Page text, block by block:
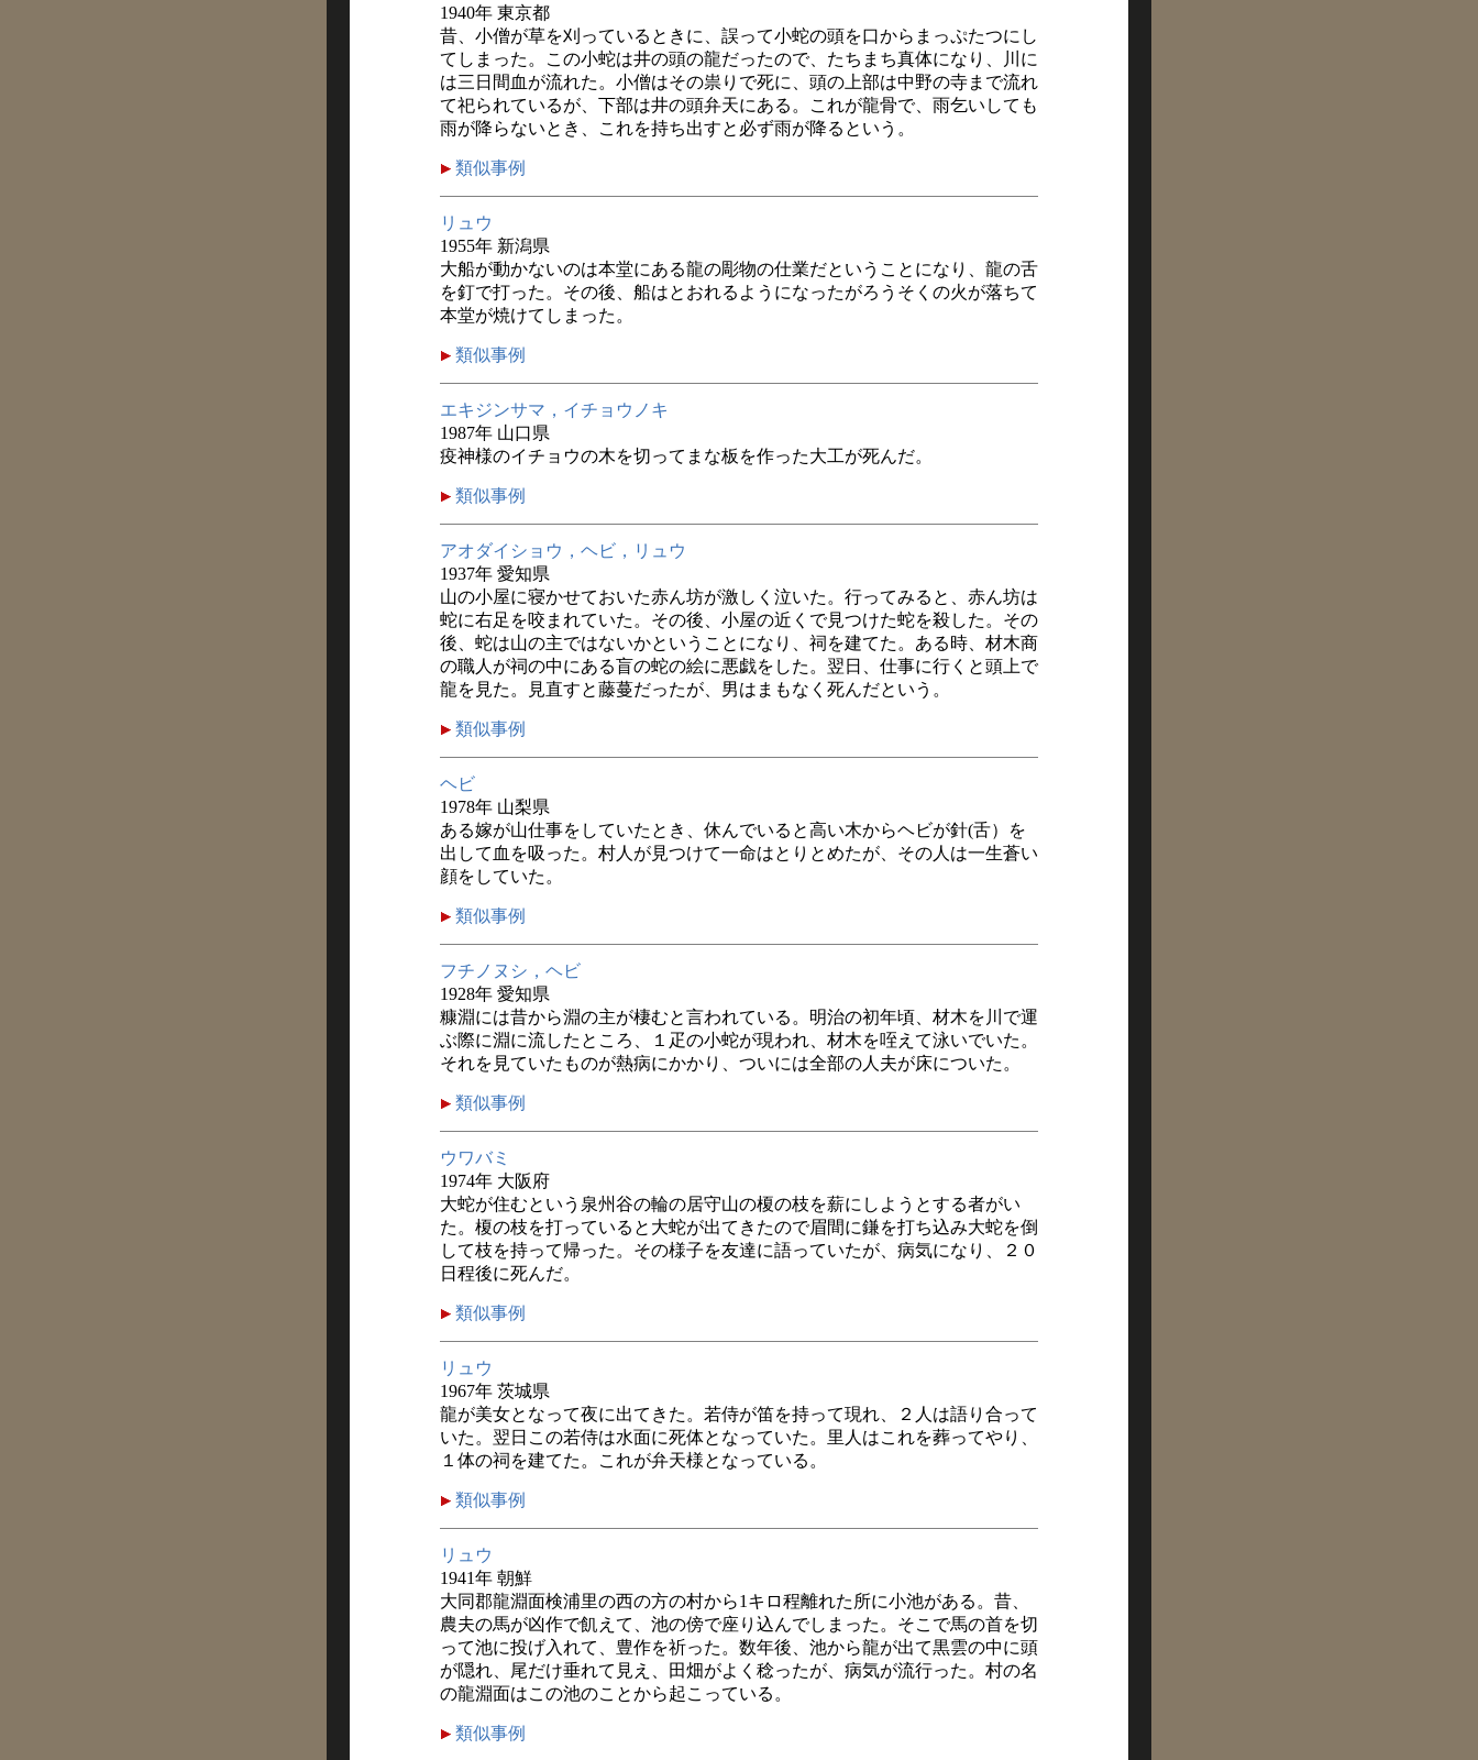
1940年 東京都
昔、小僧が草を刈っているときに、誤って小蛇の頭を口からまっぷたつにし
てしまった。この小蛇は井の頭の龍だったので、たちまち真体になり、川に
は三日間血が流れた。小僧はその祟りで死に、頭の上部は中野の寺まで流れ
て祀られているが、下部は井の頭弁天にある。これが龍骨で、雨乞いしても
雨が降らないとき、これを持ち出すと必ず雨が降るという。
類似事例
リュウ
1955年 新潟県
大船が動かないのは本堂にある龍の彫物の仕業だということになり、龍の舌
を釘で打った。その後、船はとおれるようになったがろうそくの火が落ちて
本堂が焼けてしまった。
類似事例
エキジンサマ，イチョウノキ
1987年 山口県
疫神様のイチョウの木を切ってまな板を作った大工が死んだ。
類似事例
アオダイショウ，ヘビ，リュウ
1937年 愛知県
山の小屋に寝かせておいた赤ん坊が激しく泣いた。行ってみると、赤ん坊は
蛇に右足を咬まれていた。その後、小屋の近くで見つけた蛇を殺した。その
後、蛇は山の主ではないかということになり、祠を建てた。ある時、材木商
の職人が祠の中にある盲の蛇の絵に悪戯をした。翌日、仕事に行くと頭上で
龍を見た。見直すと藤蔓だったが、男はまもなく死んだという。
類似事例
ヘビ
1978年 山梨県
ある嫁が山仕事をしていたとき、休んでいると高い木からヘビが針(舌）を
出して血を吸った。村人が見つけて一命はとりとめたが、その人は一生蒼い
顔をしていた。
類似事例
フチノヌシ，ヘビ
1928年 愛知県
糠淵には昔から淵の主が棲むと言われている。明治の初年頃、材木を川で運
ぶ際に淵に流したところ、１疋の小蛇が現われ、材木を咥えて泳いでいた。
それを見ていたものが熱病にかかり、ついには全部の人夫が床についた。
類似事例
ウワバミ
1974年 大阪府
大蛇が住むという泉州谷の輪の居守山の榎の枝を薪にしようとする者がい
た。榎の枝を打っていると大蛇が出てきたので眉間に鎌を打ち込み大蛇を倒
して枝を持って帰った。その様子を友達に語っていたが、病気になり、２０
日程後に死んだ。
類似事例
リュウ
1967年 茨城県
龍が美女となって夜に出てきた。若侍が笛を持って現れ、２人は語り合って
いた。翌日この若侍は水面に死体となっていた。里人はこれを葬ってやり、
１体の祠を建てた。これが弁天様となっている。
類似事例
リュウ
1941年 朝鮮
大同郡龍淵面検浦里の西の方の村から1キロ程離れた所に小池がある。昔、
農夫の馬が凶作で飢えて、池の傍で座り込んでしまった。そこで馬の首を切
って池に投げ入れて、豊作を祈った。数年後、池から龍が出て黒雲の中に頭
が隠れ、尾だけ垂れて見え、田畑がよく稔ったが、病気が流行った。村の名
の龍淵面はこの池のことから起こっている。
類似事例